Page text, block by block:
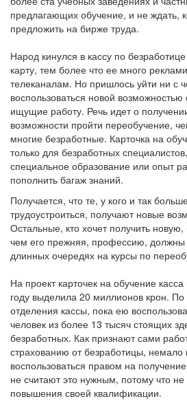
предлагающих обучение, и не ждать,
предложить на бирже труда.
Народ кинулся в кассу по
карту, тем более что ее много
телеканалам. Но пришлось уйти ни с
воспользоваться новой возможностью
ищущие работу. Речь идет о
возможности пройти переобучение,
многие безработные. Карточка на
только для безработных
специальное образование или опыт
пополнить багаж знаний.
Получается, что те, у кого и так
трудоустроиться, получают новые
Остальные, кто хочет получить
чем его прежняя, профессию, должны
длинных очередях на курсы по
На проект карточек на обучение
году выделила 20 миллионов крон.
отделения кассы, пока ею
человек из более 13 тысяч стоящих
безработных. Как признают сами
страхованию от безработицы, немало
воспользоваться правом на
не считают это нужным, потому что не
повышения своей квалификации.